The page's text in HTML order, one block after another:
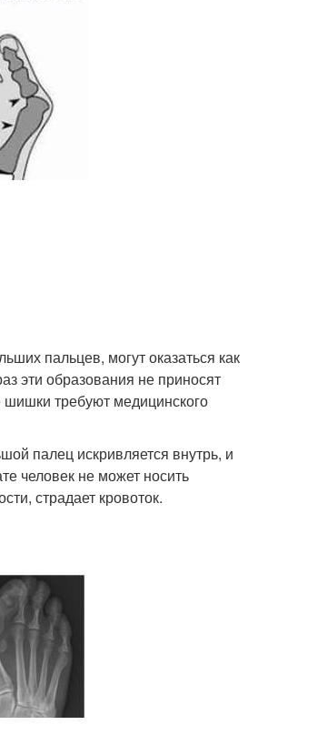
пальцев, могут оказаться как
эти образования не приносят
шишки требуют медицинского
палец искривляется внутрь, и
человек не может носить
страдает кровоток.